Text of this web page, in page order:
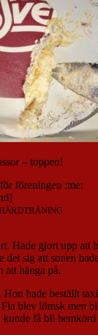
– toppen!
föreningen :me:
Hade gjort upp att
det sig att sonen
att hänga på.
hade beställt
blev lömsk men
få bli hemkörd